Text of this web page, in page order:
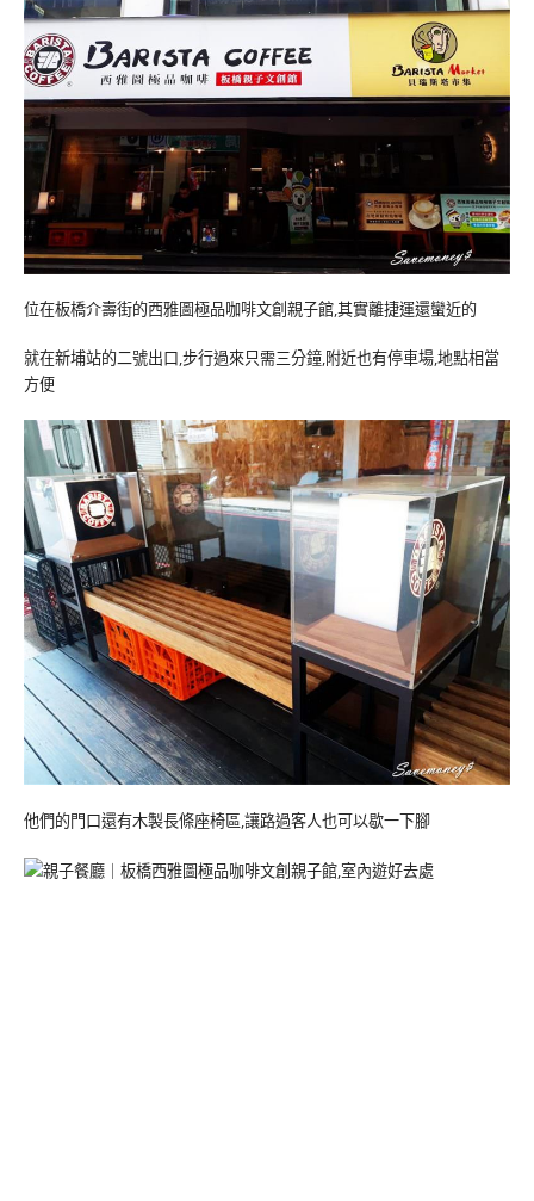
位在板橋介壽街的西雅圖極品咖啡文創親子館,其實離捷運還蠻近的
就在新埔站的二號出口,步行過來只需三分鐘,附近也有停車場,地點相當
方便
他們的門口還有木製長條座椅區,讓路過客人也可以歇一下腳